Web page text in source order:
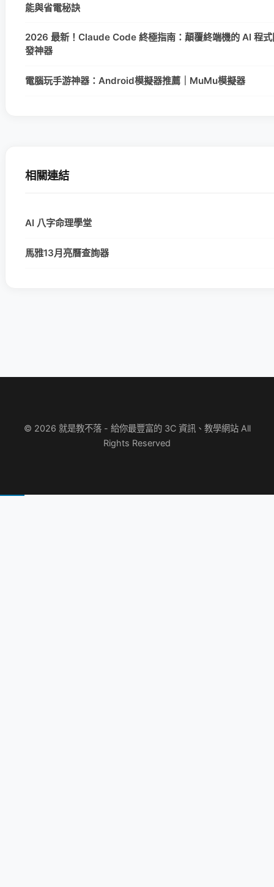
能與省電秘訣
2026 最新！Claude Code 終極指南：顛覆終端機的 AI 程式
發神器
電腦玩手游神器：Android模擬器推薦｜MuMu模擬器
相關連結
AI 八字命理學堂
馬雅13月亮曆查詢器
© 2026 就是教不落 - 給你最豐富的 3C 資訊、教學網站 All
Rights Reserved